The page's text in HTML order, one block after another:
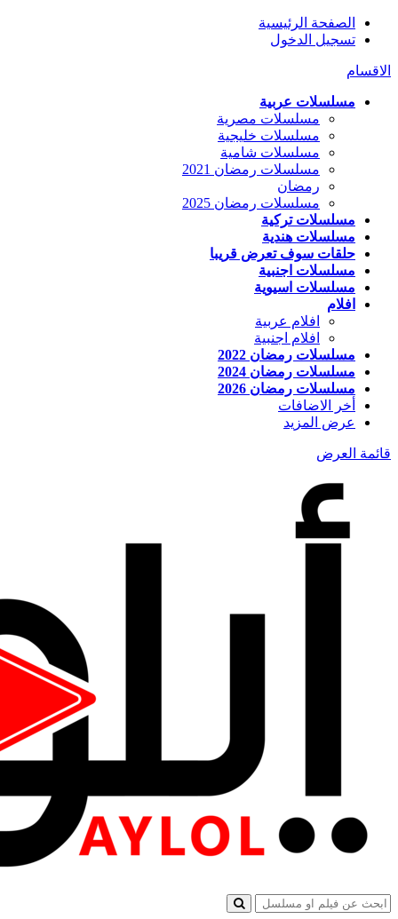
الصفحة الرئيسية
تسجيل الدخول
الاقسام
مسلسلات عربية
مسلسلات مصرية
مسلسلات خليجية
مسلسلات شامية
مسلسلات رمضان 2021
رمضان
مسلسلات رمضان 2025
مسلسلات تركية
مسلسلات هندية
حلقات سوف تعرض قريبا
مسلسلات اجنبية
مسلسلات اسيوية
افلام
افلام عربية
افلام اجنبية
مسلسلات رمضان 2022
مسلسلات رمضان 2024
مسلسلات رمضان 2026
أخر الاضافات
عرض المزيد
قائمة العرض